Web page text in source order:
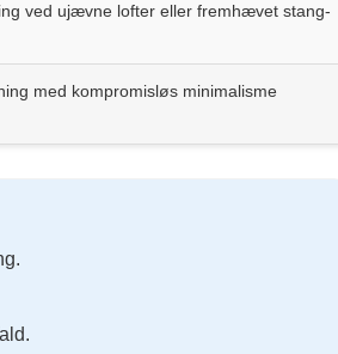
ved ujævne lofter eller fremhævet stang-
med kompromisløs minimalisme